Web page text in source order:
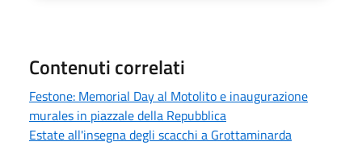
Contenuti correlati
Festone: Memorial Day al Motolito e inaugurazione
murales in piazzale della Repubblica
Estate all'insegna degli scacchi a Grottaminarda